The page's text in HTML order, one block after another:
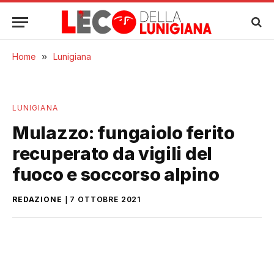
Home » Lunigiana
LUNIGIANA
Mulazzo: fungaiolo ferito
recuperato da vigili del
fuoco e soccorso alpino
REDAZIONE 7 OTTOBRE 2021